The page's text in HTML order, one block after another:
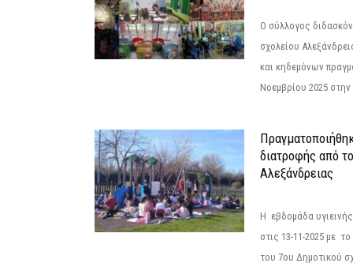
Ο σύλλογος
σχολείου
και κηδεμόνων
Νοεμβρίου 2025
διατροφής από
Αλεξάνδρειας
Η εβδομάδα
στις 13-11-2025 με
του 7ου Δημοτικού